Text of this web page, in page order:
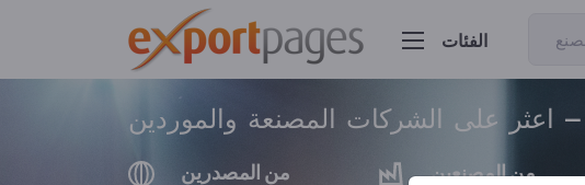
الفئات
على الشركات المصنعة والموردين
من المصدرين من المصنعين